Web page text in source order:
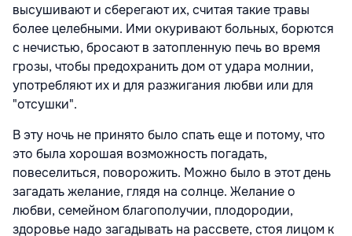
высушивают и сберегают их, считая такие травы
более целебными. Ими окуривают больных, борются
с нечистью, бросают в затопленную печь во время
грозы, чтобы предохранить дом от удара молнии,
употребляют их и для разжигания любви или для
"отсушки".
В эту ночь не принято было спать еще и потому, что
это была хорошая возможность погадать,
повеселиться, поворожить. Можно было в этот день
загадать желание, глядя на солнце. Желание о
любви, семейном благополучии, плодородии,
здоровье надо загадывать на рассвете, стоя лицом к